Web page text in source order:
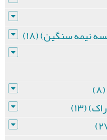
نیمه سنگین) (۱۸)
(۱۳)